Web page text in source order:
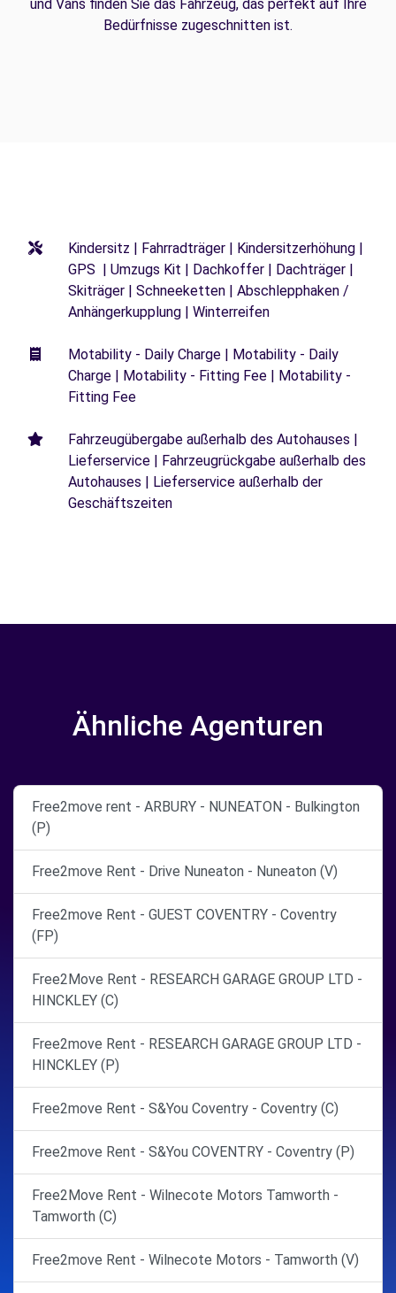
und Vans finden Sie das Fahrzeug, das perfekt auf Ihre
Bedürfnisse zugeschnitten ist.
Kindersitz | Fahrradträger | Kindersitzerhöhung |
GPS | Umzugs Kit | Dachkoffer | Dachträger |
Skiträger | Schneeketten | Abschlepphaken /
Anhängerkupplung | Winterreifen
Motability - Daily Charge | Motability - Daily
Charge | Motability - Fitting Fee | Motability -
Fitting Fee
Fahrzeugübergabe außerhalb des Autohauses |
Lieferservice | Fahrzeugrückgabe außerhalb des
Autohauses | Lieferservice außerhalb der
Geschäftszeiten
Ähnliche Agenturen
Free2move rent - ARBURY - NUNEATON - Bulkington
(P)
Free2move Rent - Drive Nuneaton - Nuneaton (V)
Free2move Rent - GUEST COVENTRY - Coventry
(FP)
Free2Move Rent - RESEARCH GARAGE GROUP LTD -
HINCKLEY (C)
Free2move Rent - RESEARCH GARAGE GROUP LTD -
HINCKLEY (P)
Free2move Rent - S&You Coventry - Coventry (C)
Free2move Rent - S&You COVENTRY - Coventry (P)
Free2Move Rent - Wilnecote Motors Tamworth -
Tamworth (C)
Free2move Rent - Wilnecote Motors - Tamworth (V)